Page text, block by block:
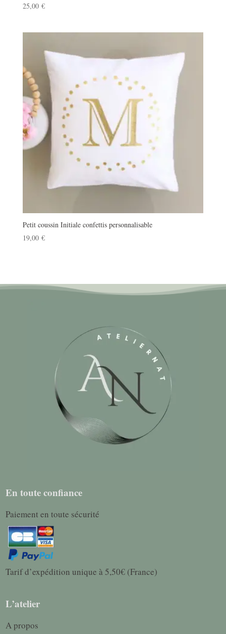
25,00 €
Petit coussin Initiale confettis personnalisable
19,00 €
En toute confiance
Paiement en toute sécurité
Tarif d’expédition unique à 5,50€ (France)
L’atelier
A propos